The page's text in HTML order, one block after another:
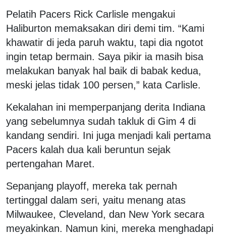
Pelatih Pacers Rick Carlisle mengakui
Haliburton memaksakan diri demi tim. “Kami
khawatir di jeda paruh waktu, tapi dia ngotot
ingin tetap bermain. Saya pikir ia masih bisa
melakukan banyak hal baik di babak kedua,
meski jelas tidak 100 persen,” kata Carlisle.
Kekalahan ini memperpanjang derita Indiana
yang sebelumnya sudah takluk di Gim 4 di
kandang sendiri. Ini juga menjadi kali pertama
Pacers kalah dua kali beruntun sejak
pertengahan Maret.
Sepanjang playoff, mereka tak pernah
tertinggal dalam seri, yaitu menang atas
Milwaukee, Cleveland, dan New York secara
meyakinkan. Namun kini, mereka menghadapi